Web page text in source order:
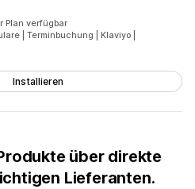
Plan verfügbar
| Terminbuchung | Klaviyo |
Installieren
über direkte
Lieferanten.